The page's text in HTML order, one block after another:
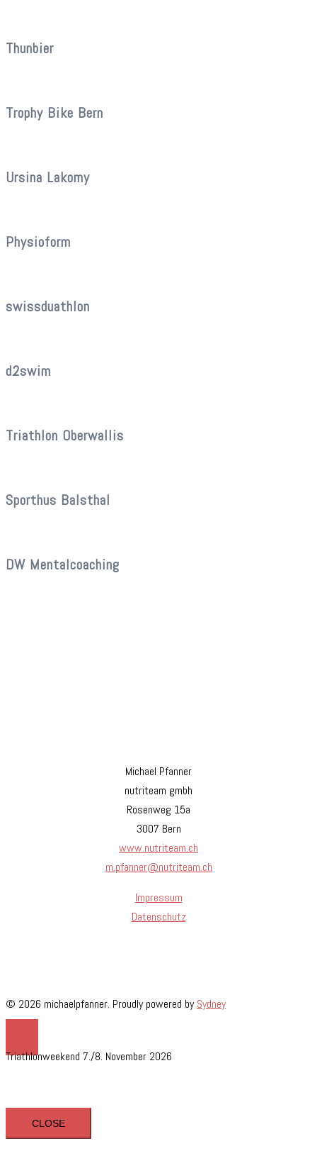
Thunbier
Trophy Bike Bern
Ursina Lakomy
Physioform
swissduathlon
d2swim
Triathlon Oberwallis
Sporthus Balsthal
DW Mentalcoaching
Michael Pfanner
nutriteam gmbh
Rosenweg 15a
3007 Bern
www.nutriteam.ch
m.pfanner@nutriteam.ch
Impressum
Datenschutz
© 2026 michaelpfanner. Proudly powered bySydney
Triathlonweekend 7./8. November 2026
CLOSE